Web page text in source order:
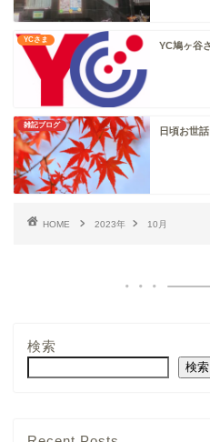
YCさま
YC鳩ヶ谷
雑記ブログ
日頃お世
HOME 2023年 10月
検索
検索